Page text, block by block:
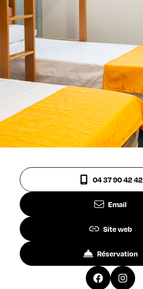
04 37 90 42 42
Email
Site web
Réservation